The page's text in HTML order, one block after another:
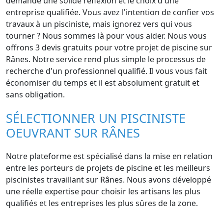
entreprise qualifiée. Vous avez l'intention de confier vos
travaux à un pisciniste, mais ignorez vers qui vous
tourner ? Nous sommes là pour vous aider. Nous vous
offrons 3 devis gratuits pour votre projet de piscine sur
Rânes. Notre service rend plus simple le processus de
recherche d'un professionnel qualifié. Il vous vous fait
économiser du temps et il est absolument gratuit et
sans obligation.
SÉLECTIONNER UN PISCINISTE
OEUVRANT SUR RÂNES
Notre plateforme est spécialisé dans la mise en relation
entre les porteurs de projets de piscine et les meilleurs
piscinistes travaillant sur Rânes. Nous avons développé
une réelle expertise pour choisir les artisans les plus
qualifiés et les entreprises les plus sûres de la zone.